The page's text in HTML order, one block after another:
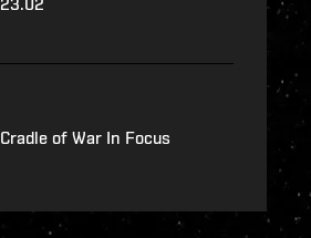
Cradle of War In Focus